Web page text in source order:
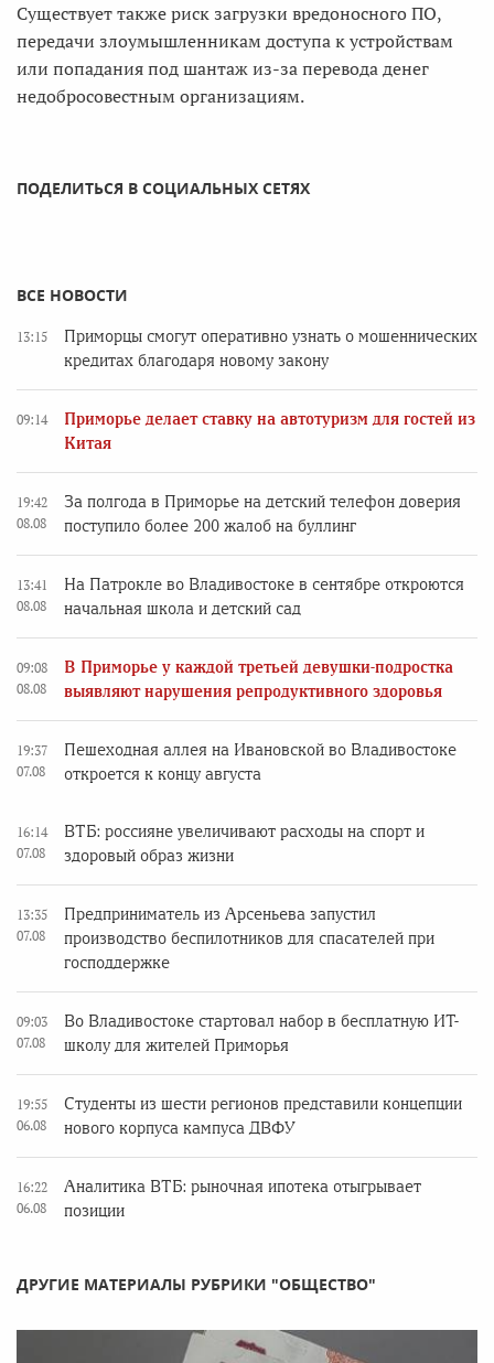
Существует также риск загрузки вредоносного ПО,
передачи злоумышленникам доступа к устройствам
или попадания под шантаж из-за перевода денег
недобросовестным организациям.
ПОДЕЛИТЬСЯ В СОЦИАЛЬНЫХ СЕТЯХ
ВСЕ НОВОСТИ
13:15
Приморцы смогут оперативно узнать о мошеннических
кредитах благодаря новому закону
09:14
Приморье делает ставку на автотуризм для гостей из
Китая
19:42
08.08
За полгода в Приморье на детский телефон доверия
поступило более 200 жалоб на буллинг
13:41
08.08
На Патрокле во Владивостоке в сентябре откроются
начальная школа и детский сад
09:08
08.08
В Приморье у каждой третьей девушки-подростка
выявляют нарушения репродуктивного здоровья
19:37
07.08
Пешеходная аллея на Ивановской во Владивостоке
откроется к концу августа
16:14
07.08
ВТБ: россияне увеличивают расходы на спорт и
здоровый образ жизни
13:35
07.08
Предприниматель из Арсеньева запустил
производство беспилотников для спасателей при
господдержке
09:03
07.08
Во Владивостоке стартовал набор в бесплатную ИТ-
школу для жителей Приморья
19:55
06.08
Студенты из шести регионов представили концепции
нового корпуса кампуса ДВФУ
16:22
06.08
Аналитика ВТБ: рыночная ипотека отыгрывает
позиции
ДРУГИЕ МАТЕРИАЛЫ РУБРИКИ "ОБЩЕСТВО"